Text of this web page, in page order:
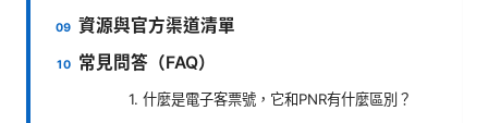
資源與官方渠道清單
常見問答（FAQ）
1. 什麼是電子客票號，它和PNR有什麼區別？